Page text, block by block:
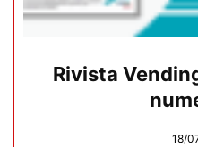
Rivista
18/